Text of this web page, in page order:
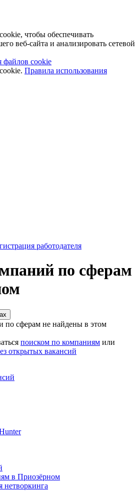
чтобы обеспечивать
веб-сайта и анализировать сетевой
файлов cookie
Правила использования
работодателя
по сферам
сферам не найдены в этом
поиском по компаниям или
открытых вакансий
в Приозёрном
нетворкинга